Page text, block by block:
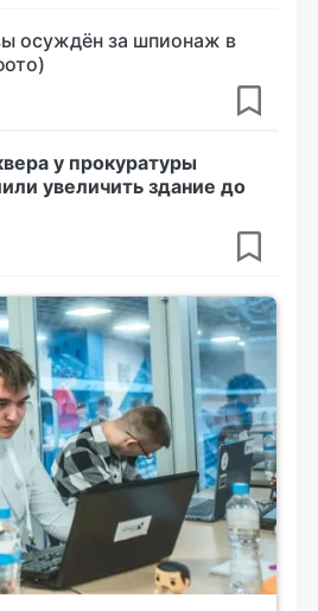
осуждён за шпионаж в
у прокуратуры
увеличить здание до